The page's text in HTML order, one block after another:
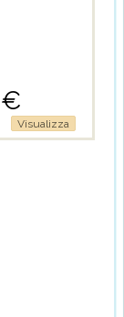
€
Visualizza